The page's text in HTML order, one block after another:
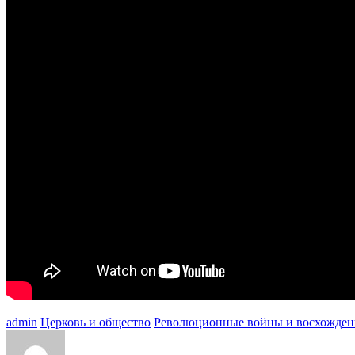
admin Церковь и общество Революционные войны и